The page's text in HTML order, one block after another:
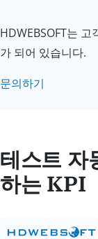
HDWEBSOFT는
가 되어 있습니다.
문의하기
테스트 자
하는 KPI